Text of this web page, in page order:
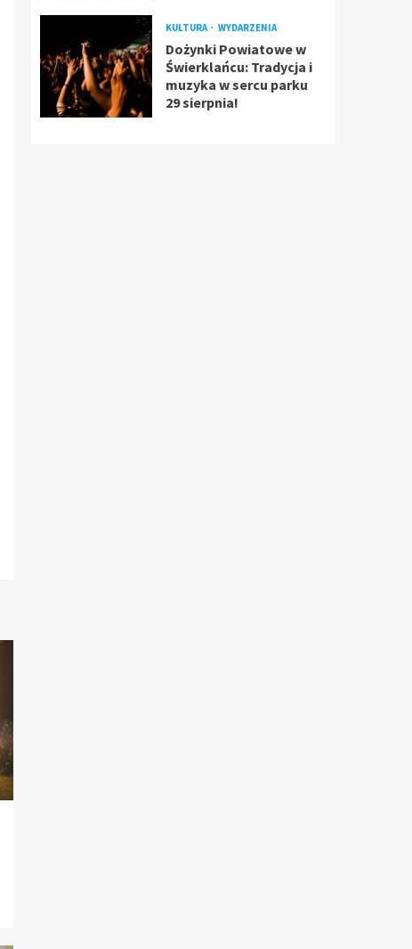
KULTURA WYDARZENIA
Dożynki Powiatowe w
Świerklańcu: Tradycja i
muzyka w sercu parku
29 sierpnia!